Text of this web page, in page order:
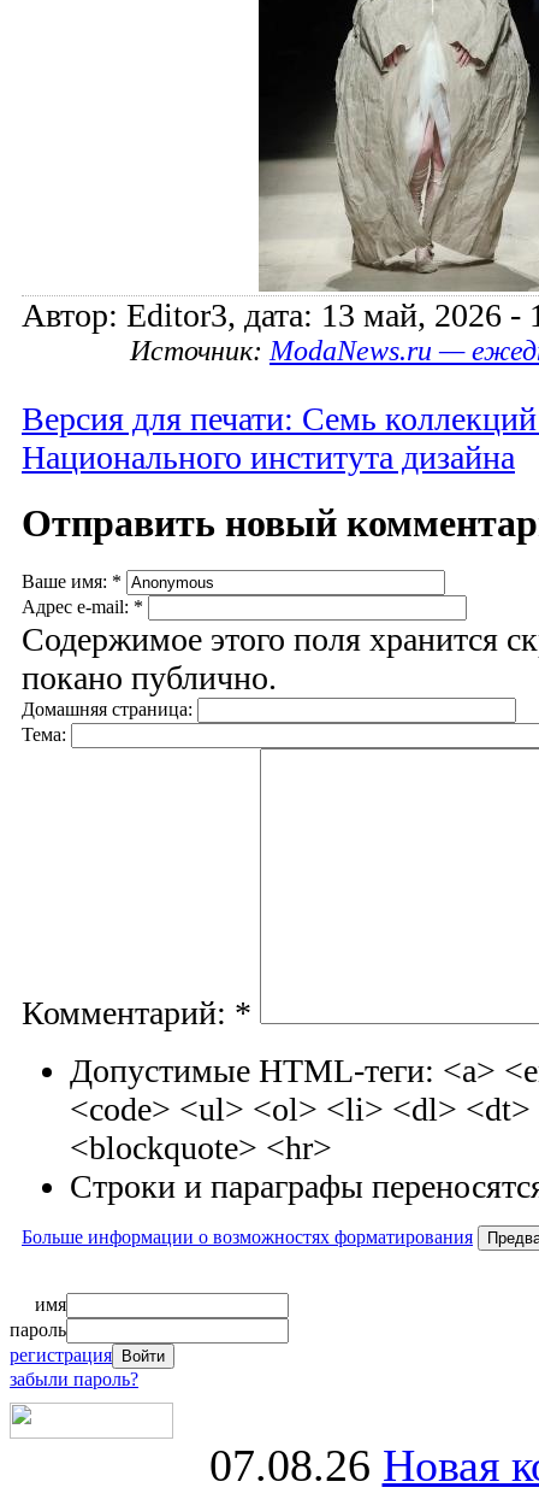
Автор: Editor3, дата: 13 май, 2026 -
Источник:ModaNews.ru —
Версия для печати: Семь коллекций
Национального института дизайна
Отправить новый
Ваше имя: *
Адрес e-mail: *
Содержимое этого поля хранится
покано публично.
Домашняя страница:
Тема:
Комментарий: *
Допустимые HTML-теги: <a>
<code> <ul> <ol> <li> <dl> <dt>
<blockquote> <hr>
Строки и параграфы
Больше информации о возможностях форматирования
имя
пароль
регистрация
забыли пароль?
07.08.26 Новая